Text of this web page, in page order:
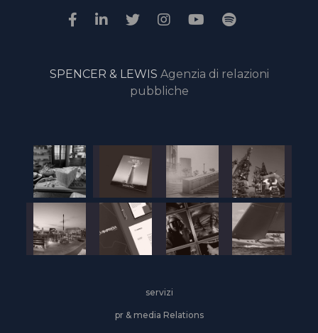
SPENCER & LEWIS Agenzia di relazioni
pubbliche
servizi
pr & media Relations